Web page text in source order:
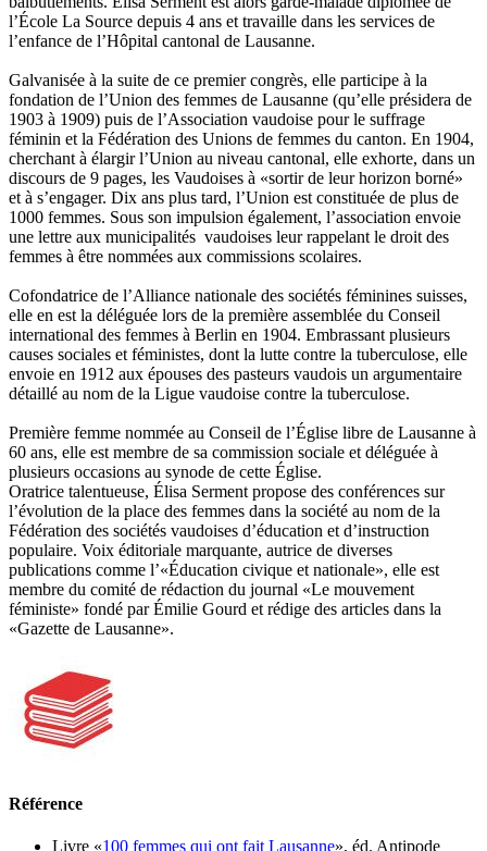
l’École La Source depuis 4 ans et travaille dans les services de
l’enfance de l’Hôpital cantonal de Lausanne.
Galvanisée à la suite de ce premier congrès, elle participe à la
fondation de l’Union des femmes de Lausanne (qu’elle présidera de
1903 à 1909) puis de l’Association vaudoise pour le suffrage
féminin et la Fédération des Unions de femmes du canton. En 1904,
cherchant à élargir l’Union au niveau cantonal, elle exhorte, dans un
discours de 9 pages, les Vaudoises à «sortir de leur horizon borné»
et à s’engager. Dix ans plus tard, l’Union est constituée de plus de
1000 femmes. Sous son impulsion également, l’association envoie
une lettre aux municipalités vaudoises leur rappelant le droit des
femmes à être nommées aux commissions scolaires.
Cofondatrice de l’Alliance nationale des sociétés féminines suisses,
elle en est la déléguée lors de la première assemblée du Conseil
international des femmes à Berlin en 1904. Embrassant plusieurs
causes sociales et féministes, dont la lutte contre la tuberculose, elle
envoie en 1912 aux épouses des pasteurs vaudois un argumentaire
détaillé au nom de la Ligue vaudoise contre la tuberculose.
Première femme nommée au Conseil de l’Église libre de Lausanne à
60 ans, elle est membre de sa commission sociale et déléguée à
plusieurs occasions au synode de cette Église.
Oratrice talentueuse, Élisa Serment propose des conférences sur
l’évolution de la place des femmes dans la société au nom de la
Fédération des sociétés vaudoises d’éducation et d’instruction
populaire. Voix éditoriale marquante, autrice de diverses
publications comme l’«Éducation civique et nationale», elle est
membre du comité de rédaction du journal «Le mouvement
féministe» fondé par Émilie Gourd et rédige des articles dans la
«Gazette de Lausanne».
Référence
Livre «100 femmes qui ont fait Lausanne», éd. Antipode